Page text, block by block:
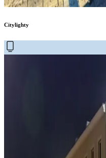
Citylighty